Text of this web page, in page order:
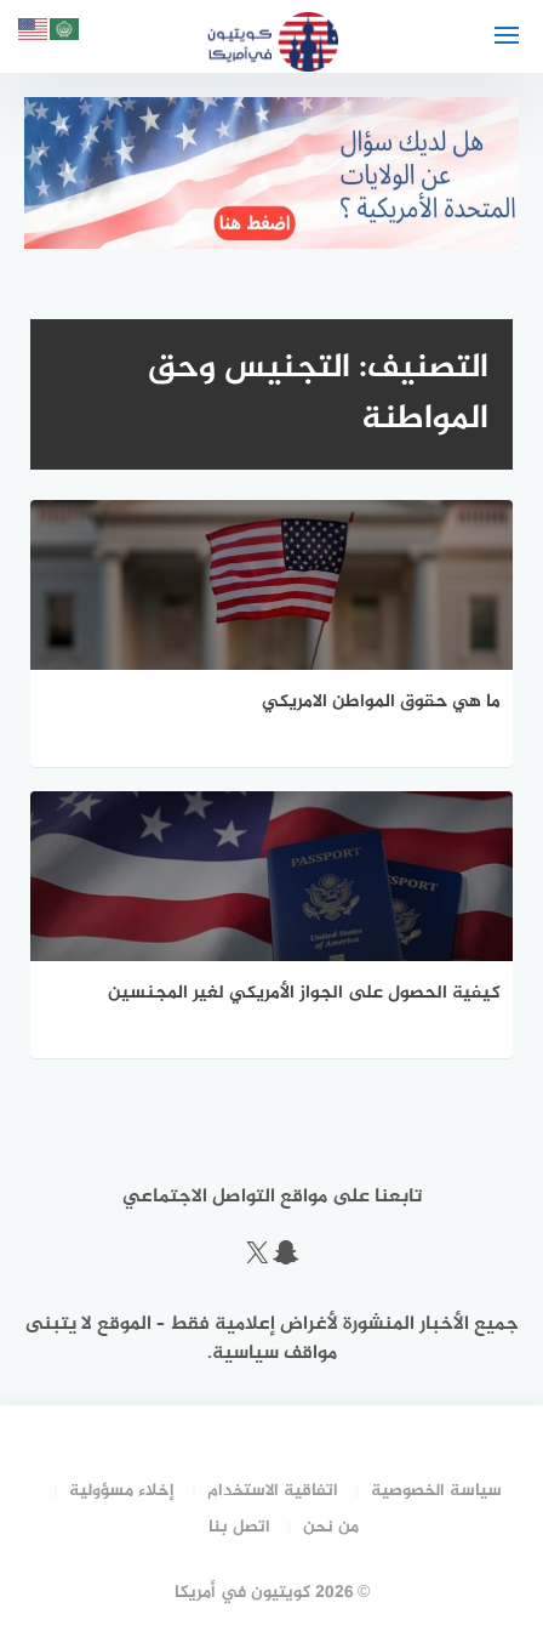
التصنيف:التجنيس وحق
المواطنة
ما هي حقوق المواطن الامريكي
كيفية الحصول على الجواز الأمريكي لغير المجنسين
تابعنا على مواقع التواصل الاجتماعي
سناب شات
إكس
جميع الأخبار المنشورة لأغراض إعلامية فقط – الموقع لا يتبنى
مواقف سياسية.
سياسة الخصوصية اتفاقية الاستخدام
إخلاء مسؤولية
من نحن
اتصل بنا
©2026 كويتيون في أمريكا